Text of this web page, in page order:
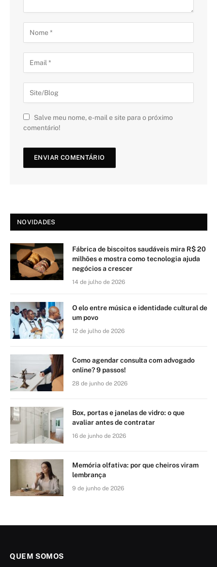
Salve meu nome, e-mail e site para o próximo
comentário!
NOVIDADES
Fábrica de biscoitos saudáveis mira R$ 20
milhões e mostra como tecnologia ajuda
negócios a crescer
14 de julho de 2026
O elo entre música e identidade cultural de
um povo
12 de julho de 2026
Como agendar consulta com advogado
online? 9 passos!
28 de junho de 2026
Box, portas e janelas de vidro: o que
avaliar antes de contratar
16 de junho de 2026
Memória olfativa: por que cheiros viram
lembrança
9 de junho de 2026
QUEM SOMOS